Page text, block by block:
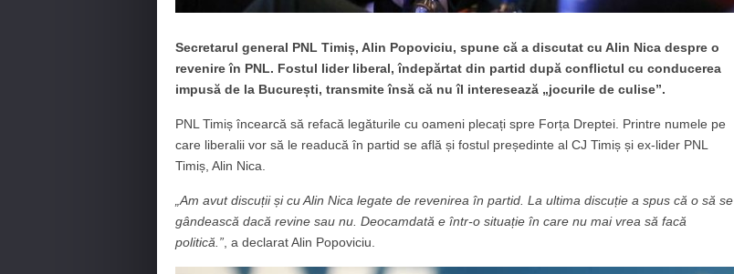
Secretarul general PNL Timiș, Alin Popoviciu, spune că a discutat cu Alin Nica despre o
revenire în PNL. Fostul lider liberal, îndepărtat din partid după conflictul cu conducerea
impusă de la București, transmite însă că nu îl interesează „jocurile de culise”.
PNL Timiș încearcă să refacă legăturile cu oameni plecați spre Forța Dreptei. Printre numele pe
care liberalii vor să le readucă în partid se află și fostul președinte al CJ Timiș și ex-lider PNL
Timiș, Alin Nica.
„Am avut discuții și cu Alin Nica legate de revenirea în partid. La ultima discuție a spus că o să se
gândească dacă revine sau nu. Deocamdată e într-o situație în care nu mai vrea să facă
politică.” , a declarat Alin Popoviciu.